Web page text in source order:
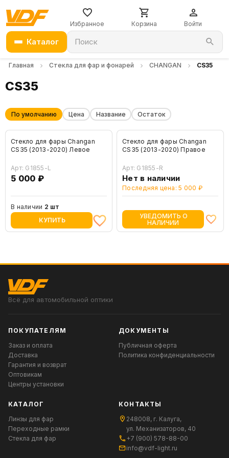
Избранное Корзина Войти
Каталог Поиск
Главная Стекла для фар и фонарей CHANGAN CS35
CS35
По умолчанию Цена Название Остаток
Стекло для фары Changan
CS35 (2013-2020) Левое
Арт: G1855-L
5 000 ₽
В наличии 2 шт
КУПИТЬ
Стекло для фары Changan
CS35 (2013-2020) Правое
Арт: G1855-R
Нет в наличии
Последняя цена: 5 000 ₽
УВЕДОМИТЬ О
НАЛИЧИИ
Всё для автомобильной оптики
ПОКУПАТЕЛЯМ
Заказ и оплата
Доставка
Гарантия и возврат
Оптовикам
Центры установки
ДОКУМЕНТЫ
Публичная оферта
Политика конфиденциальности
КАТАЛОГ
Линзы для фар
Переходные рамки
Стекла для фар
КОНТАКТЫ
248008, г. Калуга,
ул. Механизаторов, 40
+7 (900) 578-88-00
info@vdf-light.ru